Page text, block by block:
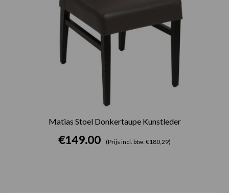
Matias Stoel Donkertaupe Kunstleder
€149.00 (Prijs incl. btw: €180,29)